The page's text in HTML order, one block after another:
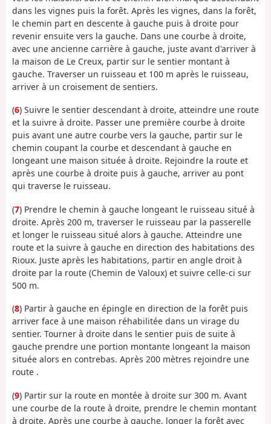
dans les vignes puis la forêt. Après les vignes, dans la forêt,
le chemin part en descente à gauche puis à droite pour
revenir ensuite vers la gauche. Dans une courbe à droite,
avec une ancienne carrière à gauche, juste avant d'arriver à
la maison de Le Creux, partir sur le sentier montant à
gauche. Traverser un ruisseau et 100 m après le ruisseau,
arriver à un croisement de sentiers.
(6) Suivre le sentier descendant à droite, atteindre une route
et la suivre à droite. Passer une première courbe à droite
puis avant une autre courbe vers la gauche, partir sur le
chemin coupant la courbe et descendant à gauche en
longeant une maison située à droite. Rejoindre la route et
après une courbe à droite puis à gauche, arriver au pont
qui traverse le ruisseau.
(7) Prendre le chemin à gauche longeant le ruisseau situé à
droite. Après 200 m, traverser le ruisseau par la passerelle
et longer le ruisseau situé alors à gauche. Atteindre une
route et la suivre à gauche en direction des habitations des
Rioux. Juste après les habitations, partir en angle droit à
droite par la route (Chemin de Valoux) et suivre celle-ci sur
500 m.
(8) Partir à gauche en épingle en direction de la forêt puis
arriver face à une maison réhabilitée dans un virage du
sentier. Tourner à droite dans le sentier puis de suite à
gauche prendre une portion montante longeant la maison
située alors en contrebas. Après 200 mètres rejoindre une
route .
(9) Partir sur la route en montée à droite sur 300 m. Avant
une courbe de la route à droite, prendre le chemin montant
à droite. Après une courbe à gauche, longer la forêt avec